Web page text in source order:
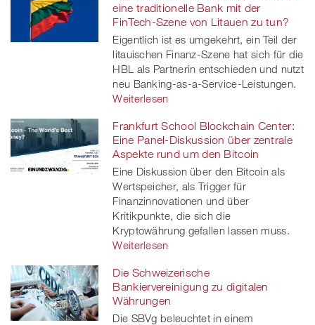
eine traditionelle Bank mit der
FinTech-Szene von Litauen zu tun?
Eigentlich ist es umgekehrt, ein Teil der
litauischen Finanz-Szene hat sich für die
HBL als Partnerin entschieden und nutzt
neu Banking-as-a-Service-Leistungen.
Weiterlesen
Frankfurt School Blockchain Center:
Eine Panel-Diskussion über zentrale
Aspekte rund um den Bitcoin
Eine Diskussion über den Bitcoin als
Wertspeicher, als Trigger für
Finanzinnovationen und über
Kritikpunkte, die sich die
Kryptowährung gefallen lassen muss.
Weiterlesen
Die Schweizerische
Bankiervereinigung zu digitalen
Währungen
Die SBVg beleuchtet in einem